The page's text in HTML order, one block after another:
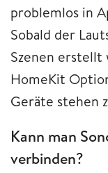
problemlos in
Sobald der
Szenen erstellt
HomeKit
Geräte stehen
Kann man
verbinden?